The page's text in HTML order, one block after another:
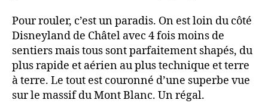
Pour rouler, c’est un paradis. On est loin du côté
Disneyland de Châtel avec 4 fois moins de
sentiers mais tous sont parfaitement shapés, du
plus rapide et aérien au plus technique et terre
à terre. Le tout est couronné d’une superbe vue
sur le massif du Mont Blanc. Un régal.